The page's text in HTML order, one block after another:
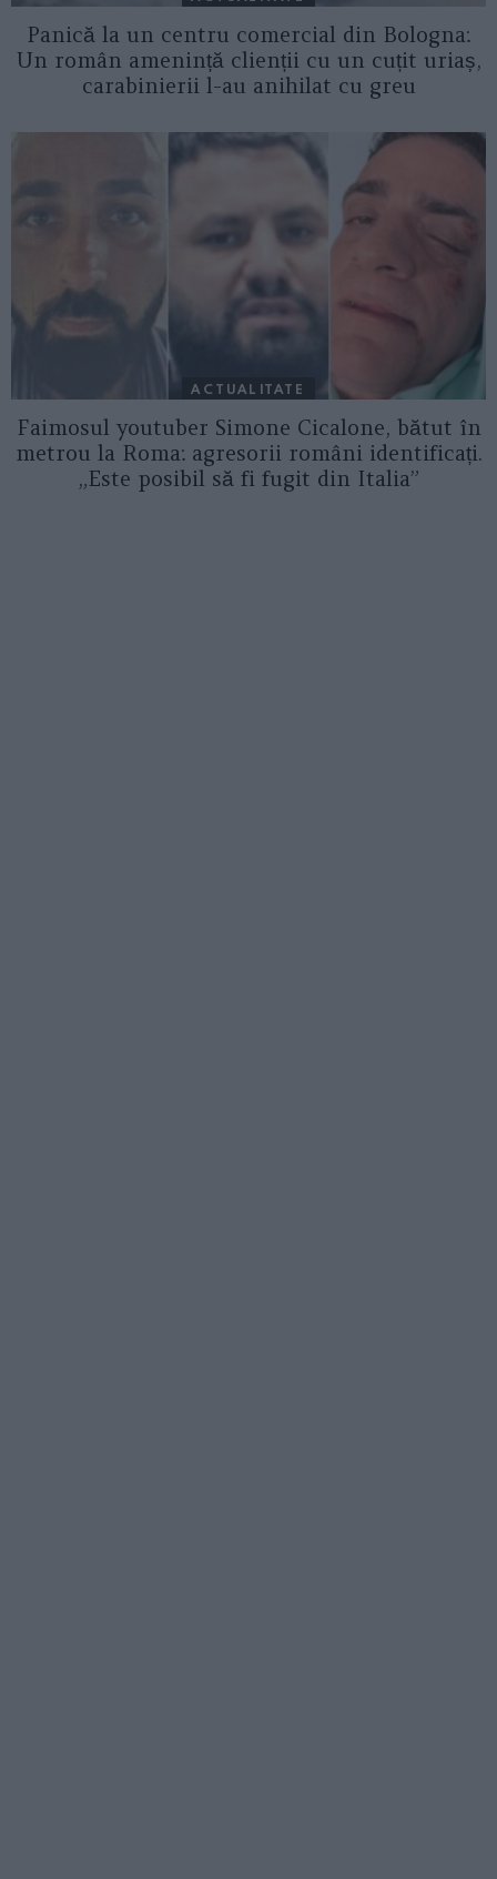
Panică la un centru comercial din Bologna:
Un român amenință clienții cu un cuțit uriaș,
carabinierii l-au anihilat cu greu
ACTUALITATE
Faimosul youtuber Simone Cicalone, bătut în
metrou la Roma: agresorii români identificați.
„Este posibil să fi fugit din Italia”